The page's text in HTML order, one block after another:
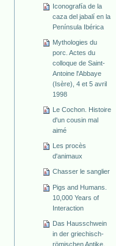
Iconografía de la
caza del jabalí en la
Península Ibérica
Mythologies du
porc. Actes du
colloque de Saint-
Antoine l'Abbaye
(Isère), 4 et 5 avril
1998
Le Cochon. Histoire
d'un cousin mal
aimé
Les procès
d'animaux
Chasser le sanglier
Pigs and Humans.
10,000 Years of
Interaction
Das Hausschwein
in der griechisch-
römischen Antike.